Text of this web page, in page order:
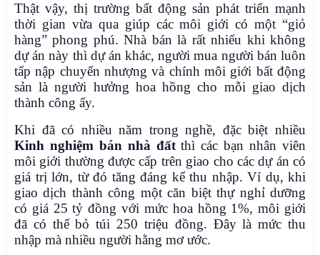
Thật vậy, thị trường bất động sản phát triển mạnh
thời gian vừa qua giúp các môi giới có một “giỏ
hàng” phong phú. Nhà bán là rất nhiểu khi không
dự án này thì dự án khác, người mua người bán luôn
tấp nập chuyển nhượng và chính môi giới bất động
sản là người hưởng hoa hồng cho mỗi giao dịch
thành công ấy.
Khi đã có nhiều năm trong nghề, đặc biệt nhiều
Kinh nghiệm bán nhà đấtthì các bạn nhân viên
môi giới thường được cấp trên giao cho các dự án có
giá trị lớn, từ đó tăng đáng kể thu nhập. Ví dụ, khi
giao dịch thành công một căn biệt thự nghỉ dưỡng
có giá 25 tỷ đồng với mức hoa hồng 1%, môi giới
đã có thể bỏ túi 250 triệu đồng. Đây là mức thu
nhập mà nhiều người hằng mơ ước.